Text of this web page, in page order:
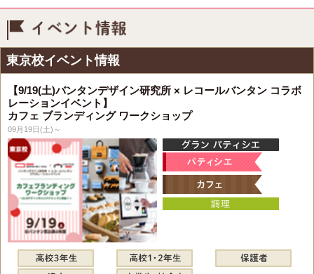
東京校イベント情報
【9/19(土)バンタンデザイン研究所 × レコールバンタン コラボ
レーションイベント】
カフェ ブランディング ワークショップ
09月19日(土)～